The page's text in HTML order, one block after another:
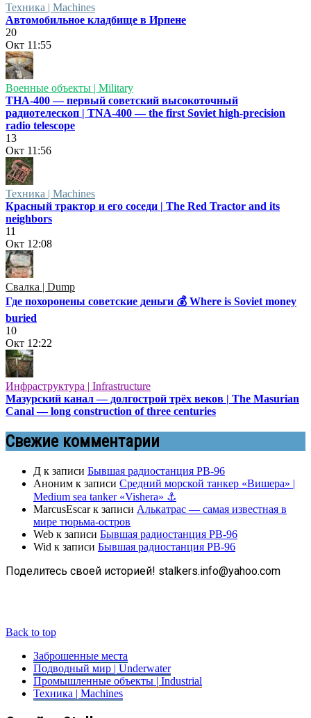
Техника | Machines
Автомобильное кладбище в Ирпене
20
Окт 11:55
Военные объекты | Military
ТНА-400 — первый советский высокоточный
радиотелескоп | TNA-400 — the first Soviet high-precision
radio telescope
13
Окт 11:56
Техника | Machines
Красный трактор и его соседи | The Red Tractor and its
neighbors
11
Окт 12:08
Свалка | Dump
Где похоронены советские деньги 💰 Where is Soviet money
buried
10
Окт 12:22
Инфраструктура | Infrastructure
Мазурский канал — долгострой трёх веков | The Masurian
Canal — long construction of three centuries
Свежие комментарии
Д к записи Бывшая радиостанция РВ-96
Аноним к записи Средний морской танкер «Вишера» |
Medium sea tanker «Vishera» ⚓
MarcusEscarк записи Алькатрас — самая известная в
мире тюрьма-остров
Web к записи Бывшая радиостанция РВ-96
Wid к записи Бывшая радиостанция РВ-96
Поделитесь своей историей! stalkers.info@yahoo.com
Back to top
Заброшенные места
Подводный мир | Underwater
Промышленные объекты | Industrial
Техника | Machines